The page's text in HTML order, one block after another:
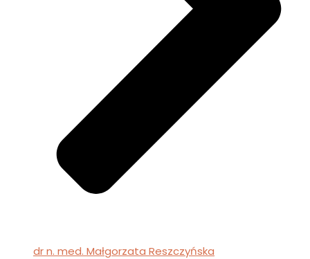
dr n. med. Małgorzata Reszczyńska